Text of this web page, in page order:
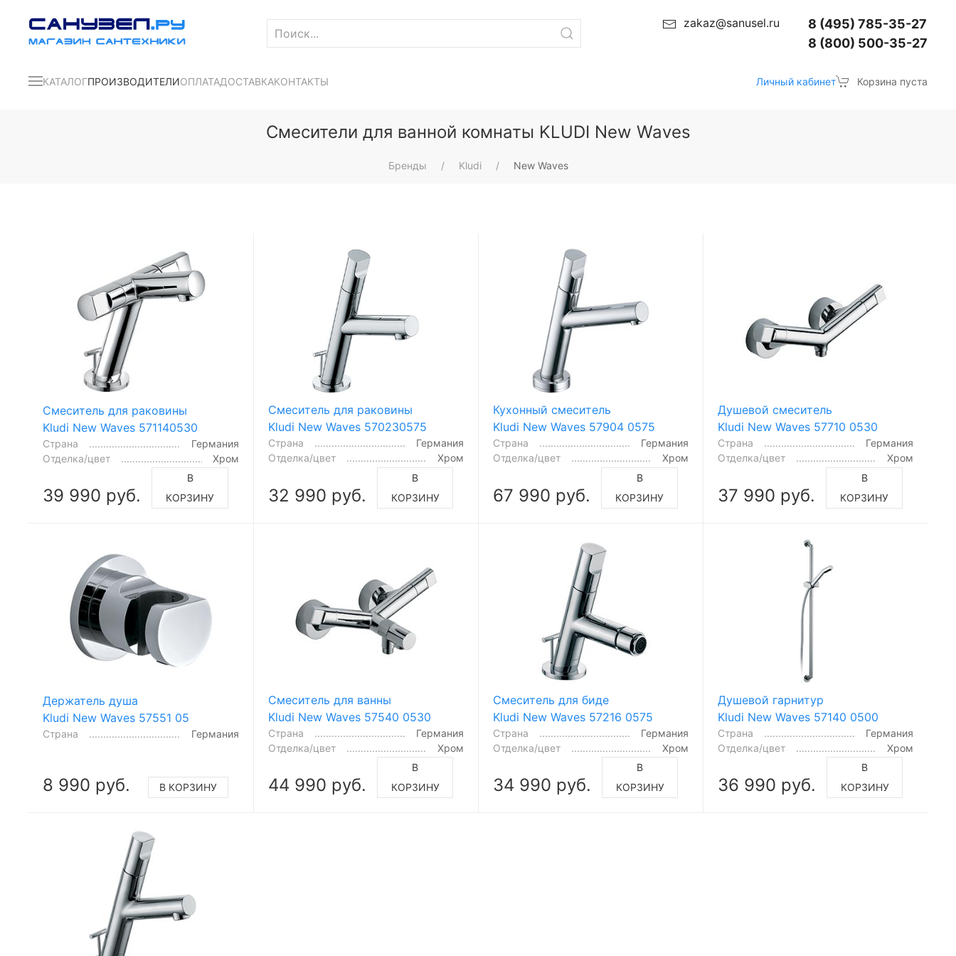
zakaz@sanusel.ru
8 (495) 785-35-27
8 (800) 500-35-27
КАТАЛОГПРОИЗВОДИТЕЛИОПЛАТАДОСТАВКАКОНТАКТЫ Личный кабинет Корзина пуста
Смесители для ванной комнаты KLUDI New Waves
Бренды Kludi New Waves
Смеситель для раковины
Kludi New Waves 571140530
Страна
Германия
Отделка/цвет
Хром
39 990 руб.
В
КОРЗИНУ
Смеситель для раковины
Kludi New Waves 570230575
Страна
Германия
Отделка/цвет
Хром
32 990 руб.
В
КОРЗИНУ
Кухонный смеситель
Kludi New Waves 57904 0575
Страна
Германия
Отделка/цвет
Хром
67 990 руб.
В
КОРЗИНУ
Душевой смеситель
Kludi New Waves 57710 0530
Страна
Германия
Отделка/цвет
Хром
37 990 руб.
В
КОРЗИНУ
Держатель душа
Kludi New Waves 57551 05
Страна Германия
8 990 руб. В КОРЗИНУ
Смеситель для ванны
Kludi New Waves 57540 0530
Страна
Германия
Отделка/цвет
Хром
44 990 руб.
В
КОРЗИНУ
Смеситель для биде
Kludi New Waves 57216 0575
Страна
Германия
Отделка/цвет
Хром
34 990 руб.
В
КОРЗИНУ
Душевой гарнитур
Kludi New Waves 57140 0500
Страна
Германия
Отделка/цвет
Хром
36 990 руб.
В
КОРЗИНУ